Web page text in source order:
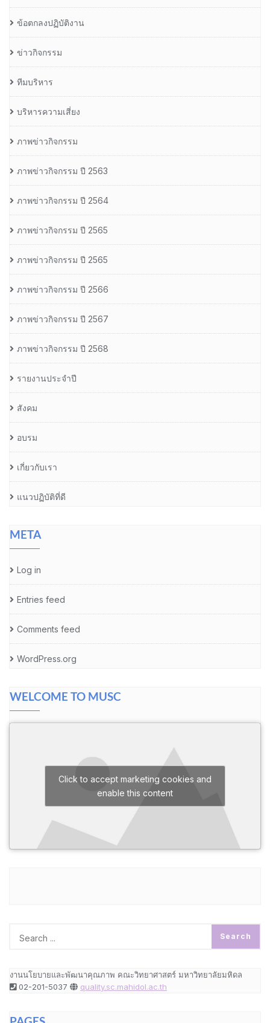
ข้อตกลงปฏิบัติงาน
ข่าวกิจกรรม
ทีมบริหาร
บริหารความเสี่ยง
ภาพข่าวกิจกรรม
ภาพข่าวกิจกรรม ปี 2563
ภาพข่าวกิจกรรม ปี 2564
ภาพข่าวกิจกรรม ปี 2565
ภาพข่าวกิจกรรม ปี 2565
ภาพข่าวกิจกรรม ปี 2566
ภาพข่าวกิจกรรม ปี 2567
ภาพข่าวกิจกรรม ปี 2568
รายงานประจำปี
สังคม
อบรม
เกี่ยวกับเรา
แนวปฏิบัติที่ดี
META
Log in
Entries feed
Comments feed
WordPress.org
WELCOME TO MUSC
Click to accept marketing cookies and
enable this content
งานนโยบายและพัฒนาคุณภาพ คณะวิทยาศาสตร์ มหาวิทยาลัยมหิดล
02-201-5037
quality.sc.mahidol.ac.th